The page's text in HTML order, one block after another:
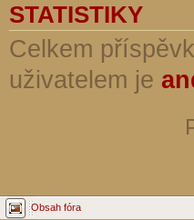
STATISTIKY
Celkem
uživatelem je
Obsah fóra